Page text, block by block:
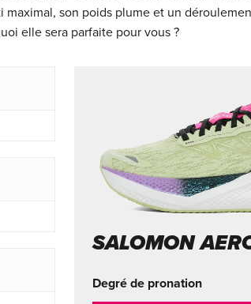
son poids plume et un
elle sera parfaite pour vous ?
SALOMON
Degré de pronation